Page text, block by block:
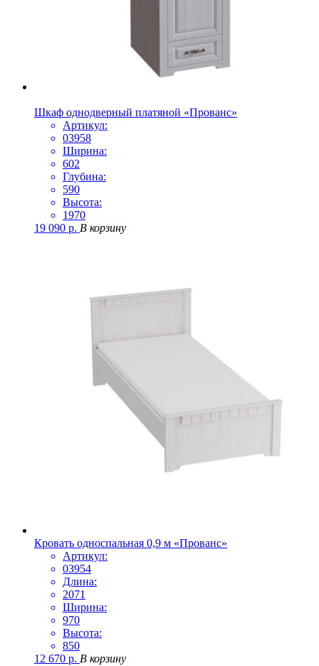
Шкаф однодверный платяной «Прованс»
Артикул:
03958
Ширина:
602
Глубина:
590
Высота:
1970
19 090 р. В корзину
Кровать односпальная 0,9 м «Прованс»
Артикул:
03954
Длина:
2071
Ширина:
970
Высота:
850
12 670 р. В корзину